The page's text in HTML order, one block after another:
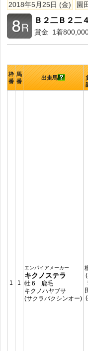
2018年5月25日 (金) 園
Ｂ２二Ｂ２二
賞金 1着
枠
番
馬
番
出走馬
1 1
エンパイアメーカー
キクノステラ
牡 6 鹿毛
キクノハヤブサ
(サクラバクシンオー)